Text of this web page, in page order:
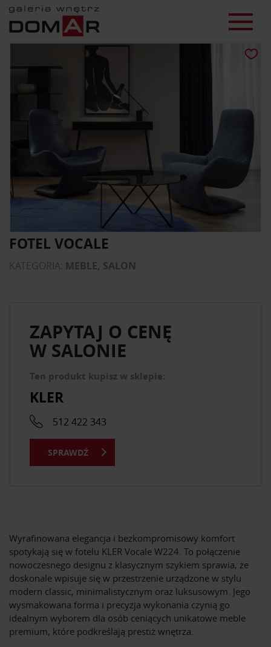
FOTEL VOCALE
KATEGORIA: MEBLE, SALON
Wyrafinowana elegancja i bezkompromisowy komfort
spotykają się w fotelu KLER Vocale W224. To połączenie
nowoczesnego designu z klasycznym szykiem sprawia, że
doskonale wpisuje się w przestrzenie urządzone w stylu
modern classic, minimalistycznym oraz luksusowym. Jego
wysmakowana forma i precyzja wykonania czynią go
idealnym wyborem dla osób ceniących unikatowe meble
premium, które podkreślają prestiż wnętrza.
ZAPYTAJ O CENĘ
W SALONIE
Ten produkt kupisz w sklepie:
KLER
512 422 343
SPRAWDŹ